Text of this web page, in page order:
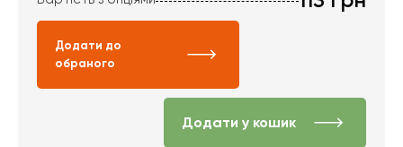
Додати до
обраного
Додати у кошик